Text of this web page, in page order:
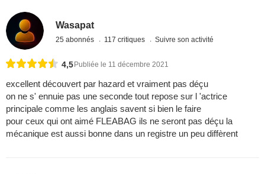
Wasapat
25 abonnés 117 critiques Suivre son activité
4,5 Publiée le 11 décembre 2021
excellent découvert par hazard et vraiment pas déçu
on ne s' ennuie pas une seconde tout repose sur l 'actrice
principale comme les anglais savent si bien le faire
pour ceux qui ont aimé FLEABAG ils ne seront pas déçu la
mécanique est aussi bonne dans un registre un peu diffèrent